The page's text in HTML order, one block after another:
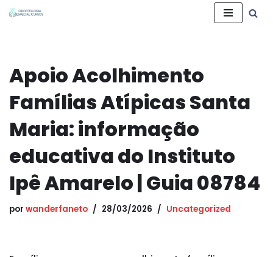
conteúdo
Apoio Acolhimento
Famílias Atípicas Santa
Maria: informação
educativa do Instituto
Ipê Amarelo | Guia 08784
por wanderfaneto 28/03/2026 Uncategorized